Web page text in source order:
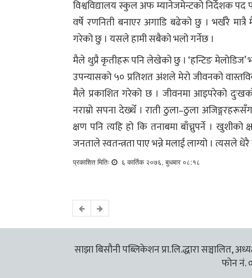
विश्वविद्यालय स्कुल अफ म्यानेजमेन्टको निर्देशक पद
वर्षे रणनिती बनाएर अगाडि बढेको छु । भर्खरै
गरेको छु । यसले हामी सबैको भलो गर्नेछ ।
मैले थुप्रै कृतीहरू पनि लेखेको छु । ‘हन्टिङ
उपन्यासको ५० प्रतिशत अंशले मेरो जीवनको
मैले प्रकाशित गरेको छ । जीवनमा आइपरेको
नराम्रो सपना देख्थेँ । राती ठुला–ठुला
क्षण पनि त्यहि हो कि तनाबमा बाँच्नुपर्ने ।
जनताले स्वतन्त्रता पाए भन्ने मलाई लाग्यो । त्यसले धेरै
प्रकाशित मितिः ६ कार्तिक २०७६, बुधबार ०८:१८
साझा बिसौनी पब्लिकेशन प्रा.लि.द्धारा सञ्चालित,
फोन नं.